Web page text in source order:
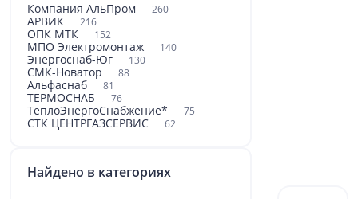
Компания АльПром 260
АРВИК 216
ОПК МТК 152
МПО Электромонтаж 140
Энергоснаб-Юг 130
СМК-Новатор 88
Альфаснаб 81
ТЕРМОСНАБ 76
ТеплоЭнергоСнабжение* 75
СТК ЦЕНТРГАЗСЕРВИС 62
Найдено в категориях